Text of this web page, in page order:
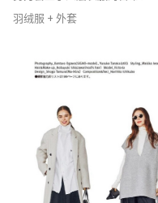
羽绒服 + 外套